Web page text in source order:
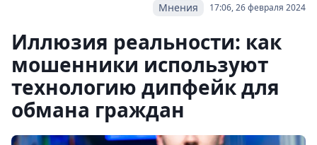
17:06, 26 февраля 2024
Мнения
Иллюзия реальности: как
мошенники используют
технологию дипфейк для
обмана граждан